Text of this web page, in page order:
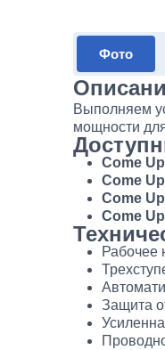
Фото
Выполняем
мощности
Come
Come
Come
Come
Рабочее
Защита